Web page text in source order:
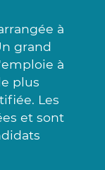
à
grand
à
plus
Les
et sont